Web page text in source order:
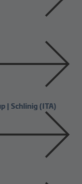
| Schlinig (ITA)